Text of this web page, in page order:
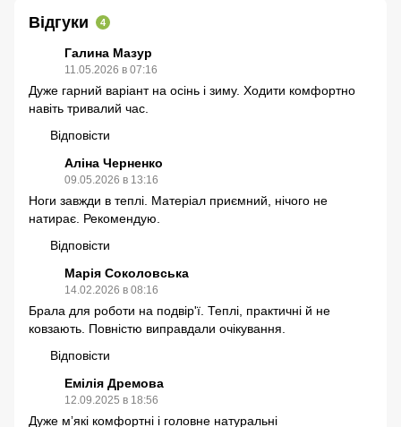
Відгуки 4
Галина Мазур
11.05.2026 в 07:16
Дуже гарний варіант на осінь і зиму. Ходити комфортно
навіть тривалий час.
Відповісти
Аліна Черненко
09.05.2026 в 13:16
Ноги завжди в теплі. Матеріал приємний, нічого не
натирає. Рекомендую.
Відповісти
Марія Соколовська
14.02.2026 в 08:16
Брала для роботи на подвір'ї. Теплі, практичні й не
ковзають. Повністю виправдали очікування.
Відповісти
Емілія Дремова
12.09.2025 в 18:56
Дуже мʼякі комфортні і головне натуральні